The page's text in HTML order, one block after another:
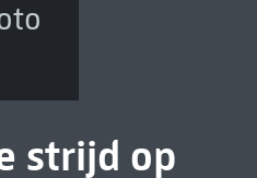
strijd op